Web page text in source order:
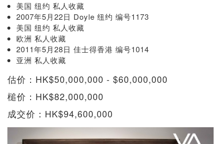
美国 纽约 私人收藏
2007年5月22日 Doyle 纽约 编号1173
美国 纽约 私人收藏
欧洲 私人收藏
2011年5月28日 佳士得香港 编号1014
亚洲 私人收藏
估价：HK$50,000,000 - $60,000,000
槌价：HK$82,000,000
成交价：HK$94,600,000